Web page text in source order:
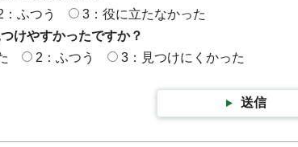
：ふつう
3：役に立たなかった
けやすかったですか？
2：ふつう 3：見つけにくかった
送信